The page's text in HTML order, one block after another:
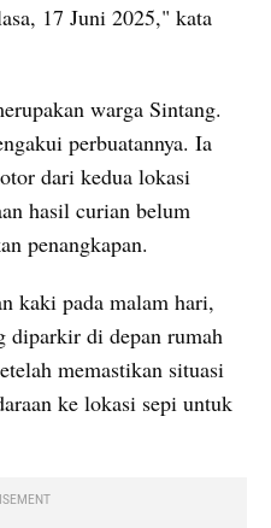
17 Juni 2025," kata
warga Sintang.
perbuatannya. Ia
dari kedua lokasi
hasil curian belum
penangkapan.
kaki pada malam hari,
diparkir di depan rumah
memastikan situasi
ke lokasi sepi untuk